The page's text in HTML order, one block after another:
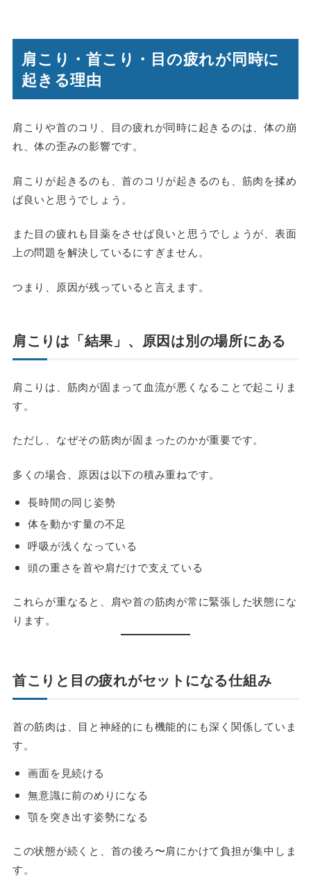
肩こり・首こり・目の疲れが同時に
起きる理由
肩こりや首のコリ、目の疲れが同時に起きるのは、体の崩
れ、体の歪みの影響です。
肩こりが起きるのも、首のコリが起きるのも、筋肉を揉め
ば良いと思うでしょう。
また目の疲れも目薬をさせば良いと思うでしょうが、表面
上の問題を解決しているにすぎません。
つまり、原因が残っていると言えます。
肩こりは「結果」、原因は別の場所にある
肩こりは、筋肉が固まって血流が悪くなることで起こりま
す。
ただし、 なぜその筋肉が固まったのかが重要です。
多くの場合、原因は以下の積み重ねです。
長時間の同じ姿勢
体を動かす量の不足
呼吸が浅くなっている
頭の重さを首や肩だけで支えている
これらが重なると、肩や首の筋肉が常に緊張した状態にな
ります。
首こりと目の疲れがセットになる仕組み
首の筋肉は、目と神経的にも機能的にも深く関係していま
す。
画面を見続ける
無意識に前のめりになる
顎を突き出す姿勢になる
この状態が続くと、首の後ろ〜肩にかけて負担が集中しま
す。